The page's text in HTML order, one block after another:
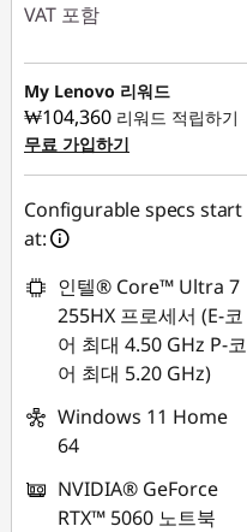
VAT 포함
즉시 할인: :-
₩1,955,726
My Lenovo 리워드
₩104,360 리워드 적립하기
무료 가입하기
Configurable specs start
at:
인텔® Core™ Ultra 7
255HX 프로세서 (E-코
어 최대 4.50 GHz P-코
어 최대 5.20 GHz)
Windows 11 Home
64
NVIDIA® GeForce
RTX™ 5060 노트북